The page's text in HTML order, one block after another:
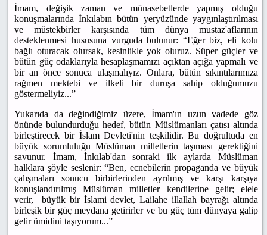
İmam, değişik zaman ve münasebetlerde yapmış olduğu
konuşmalarında İnkılabın bütün yeryüzünde yaygınlaştırılması
ve müstekbirler karşısında tüm dünya mustaz'aflarının
desteklenmesi hususuna vurguda bulunur: “Eğer biz, eli kolu
bağlı oturacak olursak, kesinlikle yok oluruz. Süper güçler ve
bütün güç odaklarıyla hesaplaşmamızı açıktan açığa yapmalı ve
bir an önce sonuca ulaşmalıyız. Onlara, bütün sıkıntılarımıza
rağmen mektebi ve ilkeli bir duruşa sahip olduğumuzu
göstermeliyiz...”
Yukarıda da değindiğimiz üzere, İmam'ın uzun vadede göz
önünde bulundurduğu hedef, bütün Müslümanları çatısı altında
birleştirecek bir İslam Devleti'nin teşkilidir. Bu doğrultuda en
büyük sorumluluğu Müslüman milletlerin taşıması gerektiğini
savunur. İmam, İnkılab'dan sonraki ilk aylarda Müslüman
halklara şöyle seslenir: “Ben, ecnebilerin propaganda ve büyük
çalışmaları sonucu birbirlerinden ayrılmış ve karşı karşıya
konuşlandırılmış Müslüman milletler kendilerine gelir; elele
verir, büyük bir İslami devlet, Lailahe illallah bayrağı altında
birleşik bir güç meydana getirirler ve bu güç tüm dünyaya galip
gelir ümidini taşıyorum...”